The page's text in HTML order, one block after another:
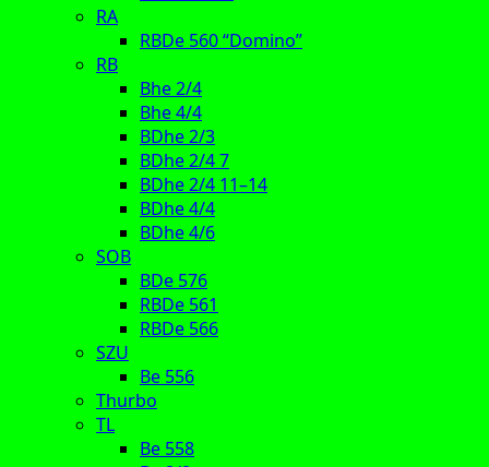
RA
RBDe 560 “Domino”
RB
Bhe 2/4
Bhe 4/4
BDhe 2/3
BDhe 2/4 7
BDhe 2/4 11–14
BDhe 4/4
BDhe 4/6
SOB
BDe 576
RBDe 561
RBDe 566
SZU
Be 556
Thurbo
TL
Be 558